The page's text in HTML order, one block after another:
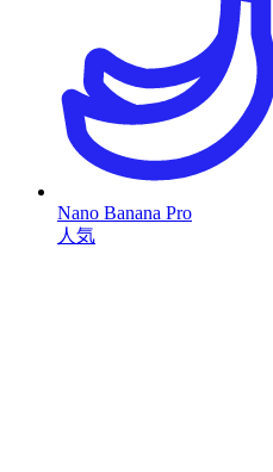
Nano Banana Pro
人気